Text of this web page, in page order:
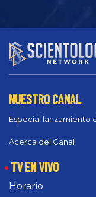
NUESTRO CANAL
Especial lanzamiento
Acerca del Canal
TV EN VIVO
Horario